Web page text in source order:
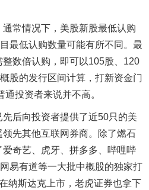
常情况下，美股新股最低认购
最低认购数量可能有所不同。最
数倍认购，即可以105股、120
股的发行区间计算，打新资金门
投资者来说并不高。
后向投资者提供了近50只的美
先其他互联网券商。除了燃石
奇艺、虎牙、拼多多、哔哩哔
易有道等一大批中概股的独家打
纳斯达克上市，老虎证券也拿下